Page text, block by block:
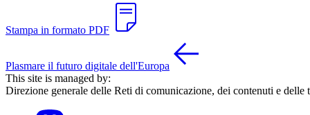
Stampa in formato PDF
Plasmare il futuro digitale dell'Europa
This site is managed by:
Direzione generale delle Reti di comunicazione, dei contenuti e delle